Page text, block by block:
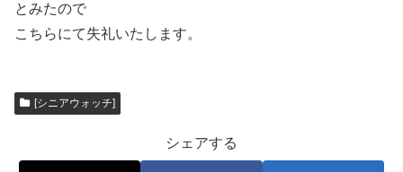
とみたので
こちらにて失礼いたします。
[シニアウォッチ]
シェアする